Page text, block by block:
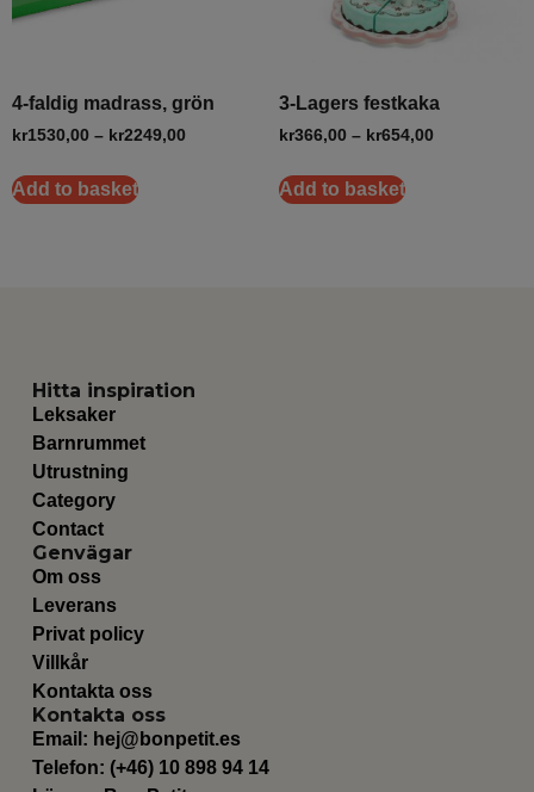
4-faldig madrass, grön
kr1530,00 – kr2249,00
Add to basket
3-Lagers festkaka
kr366,00 – kr654,00
Add to basket
Hitta inspiration
Leksaker
Barnrummet
Utrustning
Category
Contact
Genvägar
Om oss
Leverans
Privat policy
Villkår
Kontakta oss
Kontakta oss
Email: hej@bonpetit.es
Telefon: (+46) 10 898 94 14